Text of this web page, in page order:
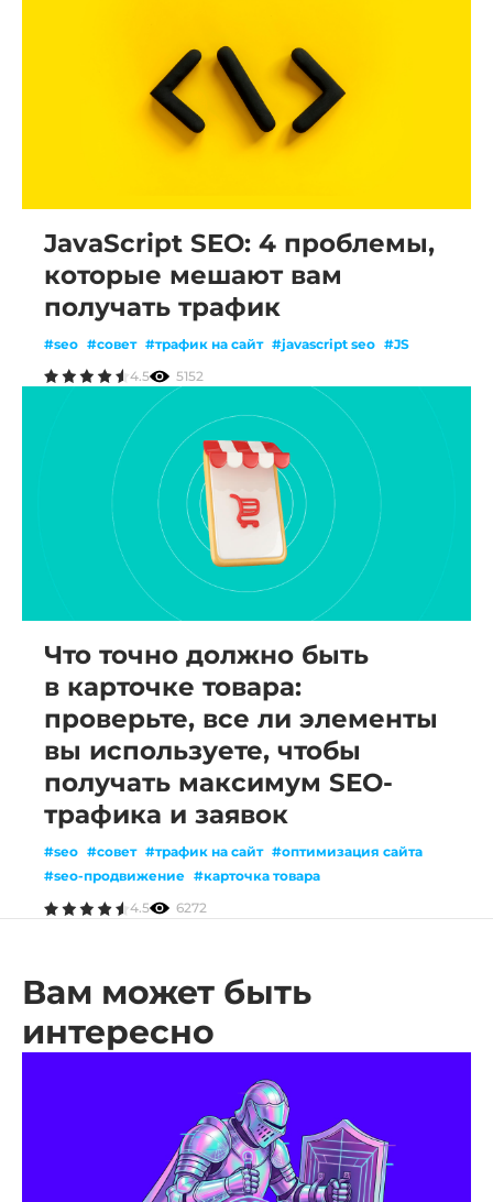
JavaScript SEO: 4 проблемы,
которые мешают вам
получать трафик
#seo #совет #трафик на сайт #javascript seo #JS
4.5
5152
Что точно должно быть
в карточке товара:
проверьте, все ли элементы
вы используете, чтобы
получать максимум SEO-
трафика и заявок
#seo #совет #трафик на сайт #оптимизация сайта
#seo-продвижение #карточка товара
4.5
6272
Вам может быть
интересно